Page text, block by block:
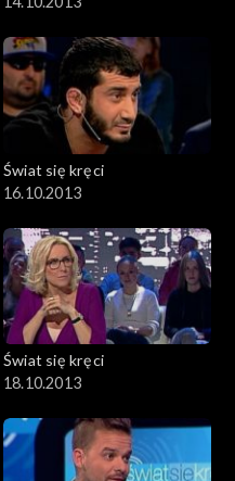
Świat się kręci
16.10.2013
Świat się kręci
18.10.2013